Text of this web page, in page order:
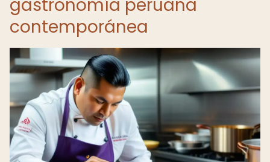
gastronomía peruana
contemporánea